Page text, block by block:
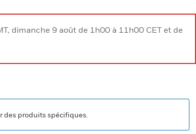
dimanche 9 août de 1h00 à 11h00 CET et de
des produits spécifiques.